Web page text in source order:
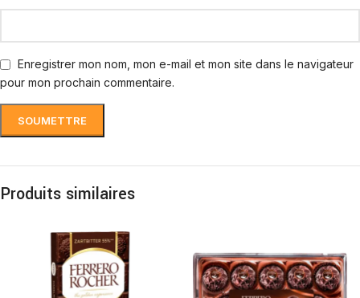
Enregistrer mon nom, mon e-mail et mon site dans le navigateur
pour mon prochain commentaire.
Produits similaires